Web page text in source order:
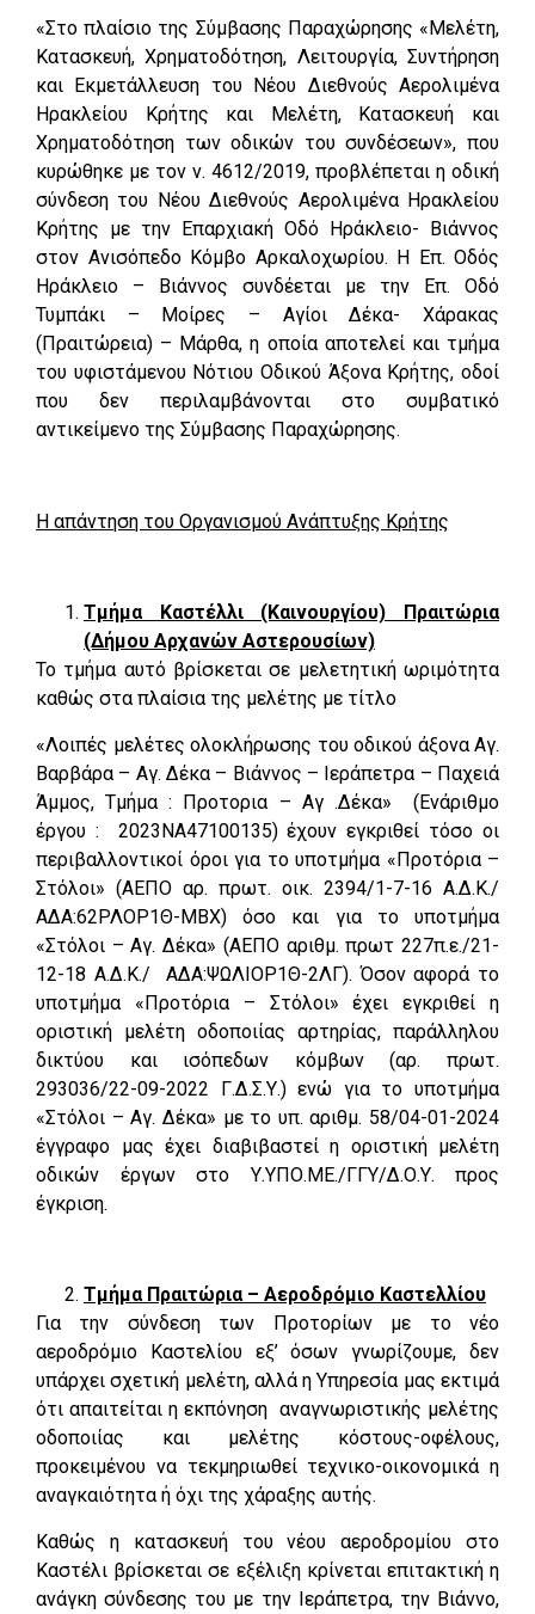
«Στο πλαίσιο της Σύμβασης Παραχώρησης «Μελέτη,
Κατασκευή, Χρηματοδότηση, Λειτουργία, Συντήρηση
και Εκμετάλλευση του Νέου Διεθνούς Αερολιμένα
Ηρακλείου Κρήτης και Μελέτη, Κατασκευή και
Χρηματοδότηση των οδικών του συνδέσεων», που
κυρώθηκε με τον ν. 4612/2019, προβλέπεται η οδική
σύνδεση του Νέου Διεθνούς Αερολιμένα Ηρακλείου
Κρήτης με την Επαρχιακή Οδό Ηράκλειο- Βιάννος
στον Ανισόπεδο Κόμβο Αρκαλοχωρίου. Η Επ. Οδός
Ηράκλειο – Βιάννος συνδέεται με την Επ. Οδό
Τυμπάκι – Μοίρες – Αγίοι Δέκα- Χάρακας
(Πραιτώρεια) – Μάρθα, η οποία αποτελεί και τμήμα
του υφιστάμενου Νότιου Οδικού Άξονα Κρήτης, οδοί
που δεν περιλαμβάνονται στο συμβατικό
αντικείμενο της Σύμβασης Παραχώρησης.
Η απάντηση του Οργανισμού Ανάπτυξης Κρήτης
Τμήμα Καστέλλι (Καινουργίου) Πραιτώρια
(Δήμου Αρχανών Αστερουσίων)
Το τμήμα αυτό βρίσκεται σε μελετητική ωριμότητα
καθώς στα πλαίσια της μελέτης με τίτλο
«Λοιπές μελέτες ολοκλήρωσης του οδικού άξονα Αγ.
Βαρβάρα – Αγ. Δέκα – Βιάννος – Ιεράπετρα – Παχειά
Άμμος, Τμήμα : Προτορια – Αγ .Δέκα» (Ενάριθμο
έργου : 2023ΝΑ47100135) έχουν εγκριθεί τόσο οι
περιβαλλοντικοί όροι για το υποτμήμα «Προτόρια –
Στόλοι» (ΑΕΠΟ αρ. πρωτ. οικ. 2394/1-7-16 Α.Δ.Κ./
ΑΔΑ:62ΡΛΟΡ1Θ-ΜΒΧ) όσο και για το υποτμήμα
«Στόλοι – Αγ. Δέκα» (ΑΕΠΟ αριθμ. πρωτ 227π.ε./21-
12-18 Α.Δ.Κ./ ΑΔΑ:ΨΩΛΙΟΡ1Θ-2ΛΓ). Όσον αφορά το
υποτμήμα «Προτόρια – Στόλοι» έχει εγκριθεί η
οριστική μελέτη οδοποιίας αρτηρίας, παράλληλου
δικτύου και ισόπεδων κόμβων (αρ. πρωτ.
293036/22-09-2022 Γ.Δ.Σ.Υ.) ενώ για το υποτμήμα
«Στόλοι – Αγ. Δέκα» με το υπ. αριθμ. 58/04-01-2024
έγγραφο μας έχει διαβιβαστεί η οριστική μελέτη
οδικών έργων στο Υ.ΥΠΟ.ΜΕ./ΓΓΥ/Δ.Ο.Υ. προς
έγκριση.
Τμήμα Πραιτώρια – Αεροδρόμιο Καστελλίου
Για την σύνδεση των Προτορίων με το νέο
αεροδρόμιο Καστελίου εξ’ όσων γνωρίζουμε, δεν
υπάρχει σχετική μελέτη, αλλά η Υπηρεσία μας εκτιμά
ότι απαιτείται η εκπόνηση αναγνωριστικής μελέτης
οδοποιίας και μελέτης κόστους-οφέλους,
προκειμένου να τεκμηριωθεί τεχνικο-οικονομικά η
αναγκαιότητα ή όχι της χάραξης αυτής.
Καθώς η κατασκευή του νέου αεροδρομίου στο
Καστέλι βρίσκεται σε εξέλιξη κρίνεται επιτακτική η
ανάγκη σύνδεσης του με την Ιεράπετρα, την Βιάννο,